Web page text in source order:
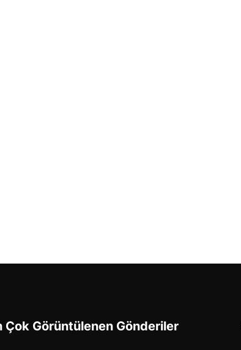
Çok Görüntülenen Gönderiler